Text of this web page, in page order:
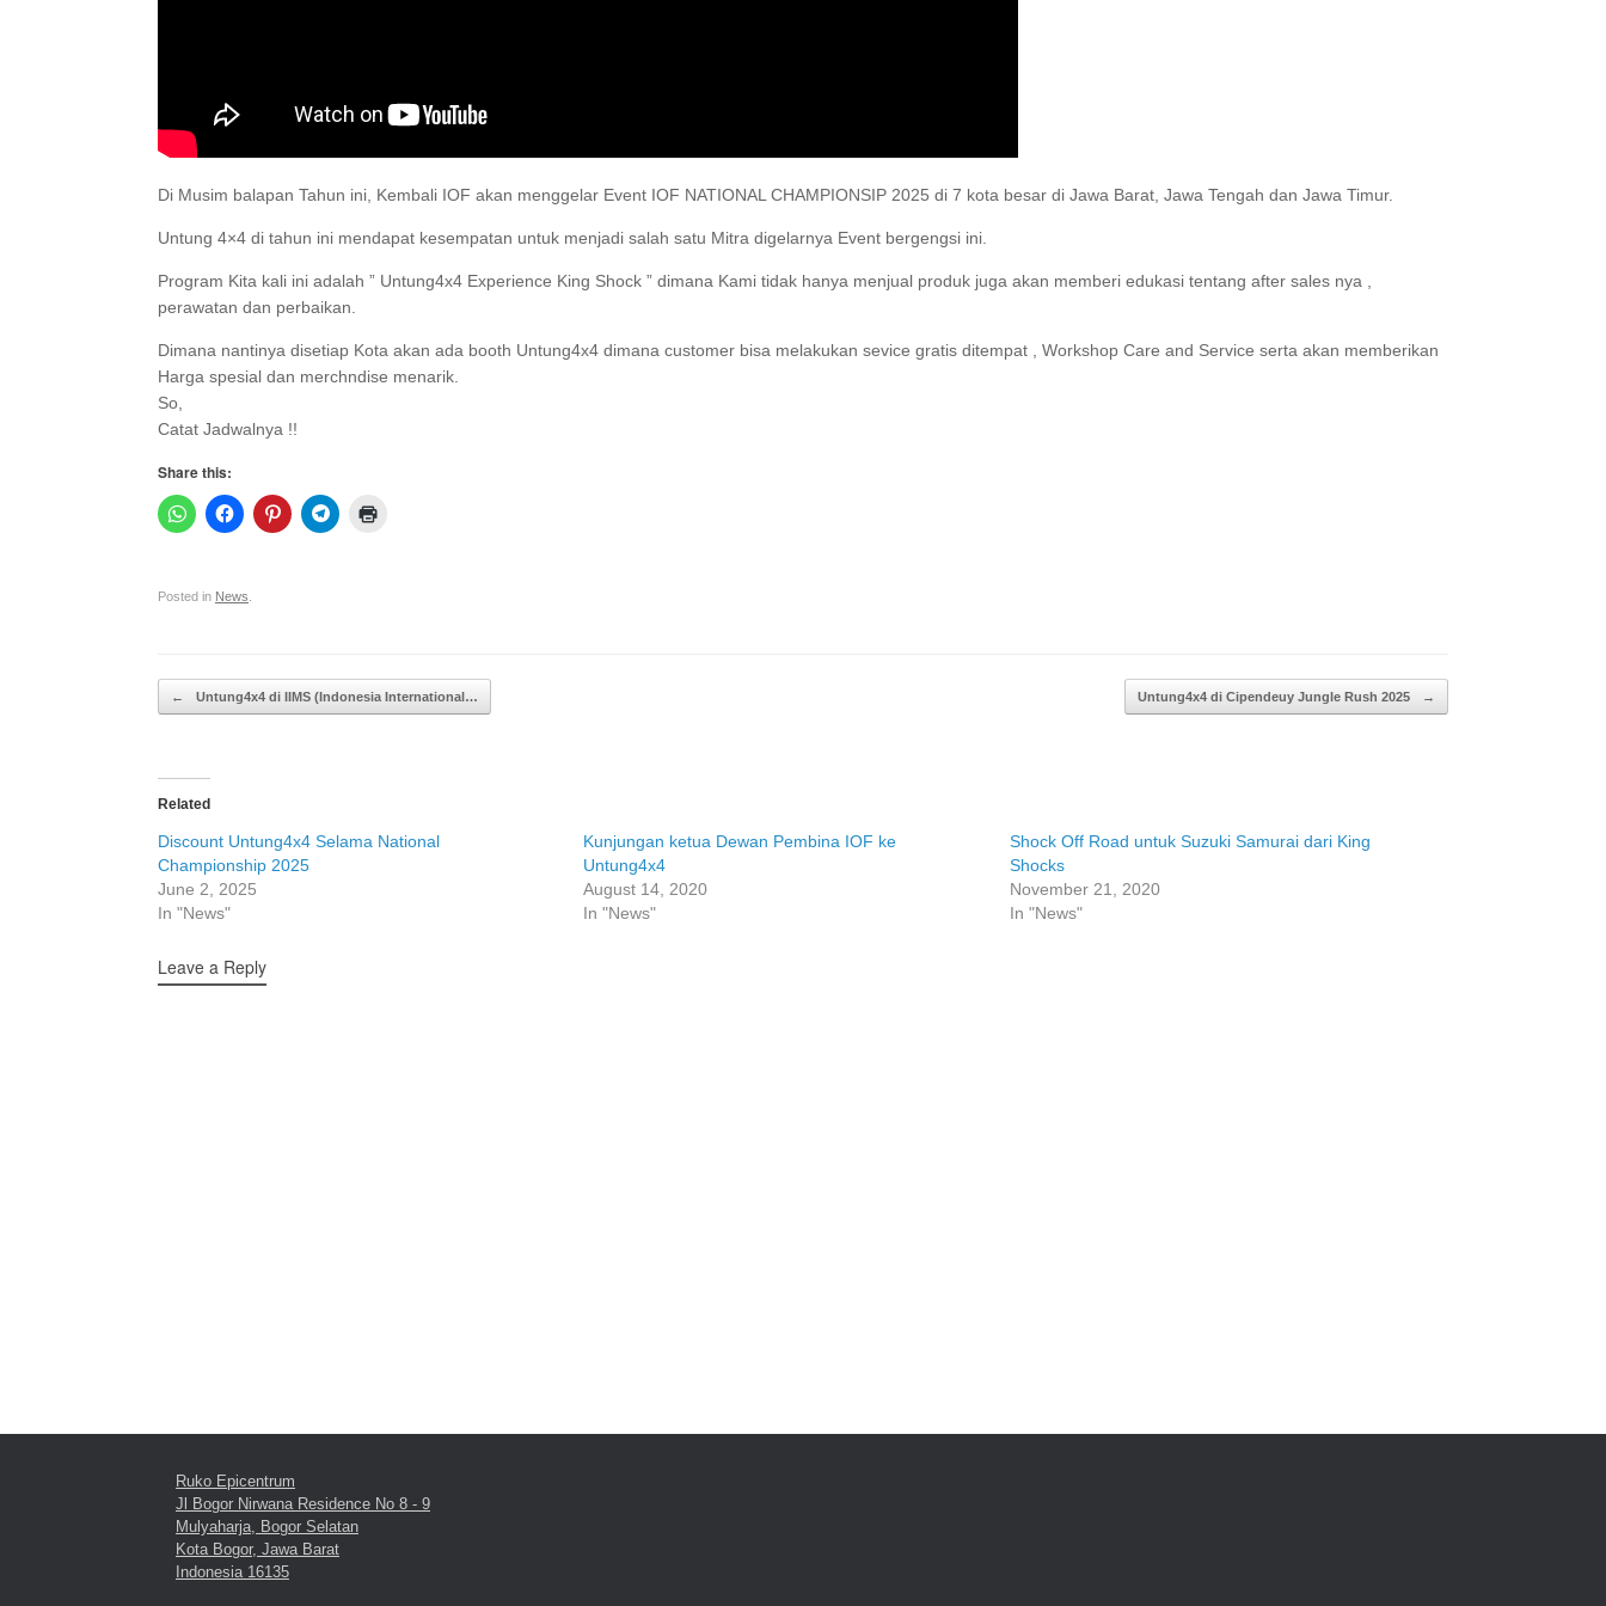
Di Musim balapan Tahun ini, Kembali IOF akan menggelar Event IOF NATIONAL CHAMPIONSIP 2025 di 7 kota besar di Jawa Barat, Jawa Tengah dan Jawa Timur.
Untung 4×4 di tahun ini mendapat kesempatan untuk menjadi salah satu Mitra digelarnya Event bergengsi ini.
Program Kita kali ini adalah ” Untung4x4 Experience King Shock ” dimana Kami tidak hanya menjual produk juga akan memberi edukasi tentang after sales nya ,
perawatan dan perbaikan.
Dimana nantinya disetiap Kota akan ada booth Untung4x4 dimana customer bisa melakukan sevice gratis ditempat , Workshop Care and Service serta akan memberikan
Harga spesial dan merchndise menarik.
So,
Catat Jadwalnya !!
Share this:
Posted in News
Post navigation
← Untung4x4 di IIMS (Indonesia International… Untung4x4 di Cipendeuy Jungle Rush 2025 →
Related
Discount Untung4x4 Selama National
Championship 2025
June 2, 2025
In "News"
Kunjungan ketua Dewan Pembina IOF ke
Untung4x4
August 14, 2020
In "News"
Shock Off Road untuk Suzuki Samurai dari King
Shocks
November 21, 2020
In "News"
Leave a Reply
Ruko Epicentrum
Jl Bogor Nirwana Residence No 8 - 9
Mulyaharja, Bogor Selatan
Kota Bogor, Jawa Barat
Indonesia 16135